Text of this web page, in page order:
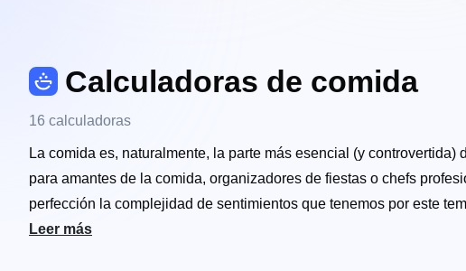
Calculadoras de comida
16 calculadoras
La comida es, naturalmente, la parte más esencial (y
para amantes de la comida, organizadores de fiestas o chefs
perfección la complejidad de sentimientos que tenemos por este
la has pedido un poco pequeña? Consulta nuestra calculadora de
Leer más